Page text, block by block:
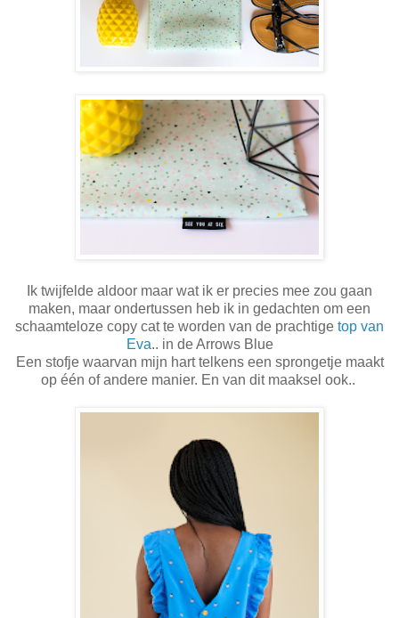
Ik twijfelde aldoor maar wat ik er precies mee zou gaan
maken, maar ondertussen heb ik in gedachten om een
schaamteloze copy cat te worden van de prachtige top van
Eva.. in de Arrows Blue
Een stofje waarvan mijn hart telkens een sprongetje maakt
op één of andere manier. En van dit maaksel ook..